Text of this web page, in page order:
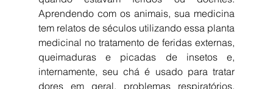
Aprendendo com os animais, sua medicina
tem relatos de séculos utilizando essa planta
medicinal no tratamento de feridas externas,
queimaduras e picadas de insetos e,
internamente, seu chá é usado para tratar
dores em geral, problemas respiratórios,